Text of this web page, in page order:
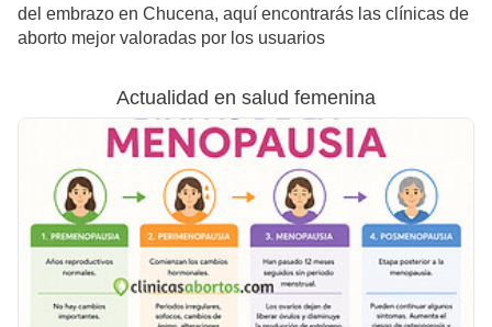
del embrazo en Chucena, aquí encontrarás las clínicas de
aborto mejor valoradas por los usuarios
Actualidad en salud femenina